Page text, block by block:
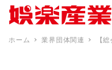
ホーム 業界団体関連 【